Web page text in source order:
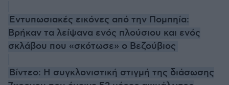
Εντυπωσιακές εικόνες από την Πομπηία:
Βρήκαν τα λείψανα ενός πλούσιου και ενός
σκλάβου που «σκότωσε» o Βεζούβιος
Βίντεο: Η συγκλονιστική στιγμή της διάσωσης